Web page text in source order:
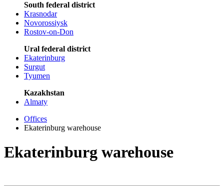
South federal district
Krasnodar
Novorossiysk
Rostov-on-Don
Ural federal district
Ekaterinburg
Surgut
Tyumen
Kazakhstan
Almaty
Offices
Ekaterinburg warehouse
Ekaterinburg warehouse